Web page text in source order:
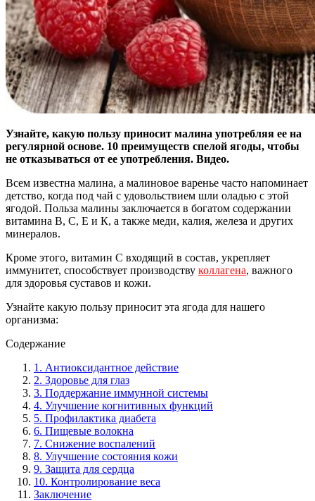
Узнайте, какую пользу приносит малина употребляя ее на
регулярной основе. 10 преимуществ спелой ягоды, чтобы
не отказываться от ее употребления. Видео.
Всем известна малина, а малиновое варенье часто напоминает
детство, когда под чай с удовольствием шли оладью с этой
ягодой. Польза малины заключается в богатом содержании
витамина В, С, Е и К, а также меди, калия, железа и других
минералов.
Кроме этого, витамин С входящий в состав, укрепляет
иммунитет, способствует производству коллагена, важного
для здоровья суставов и кожи.
Узнайте какую пользу приносит эта ягода для нашего
организма:
Содержание
1. Антиоксидантное действие
2. Здоровье для глаз
3. Поддержание иммунной системы
4. Улучшение когнитивных функций
5. Профилактика диабета
6. Пищевые волокна
7. Снижение воспалений
8. Улучшение состояния кожи
9. Защита для сердца
10. Контролирование веса
Заключение